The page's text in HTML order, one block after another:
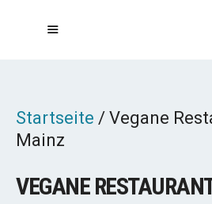
Startseite / Vegane
Mainz
VEGANE